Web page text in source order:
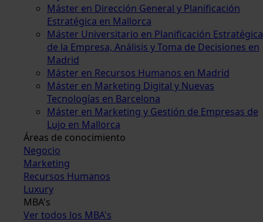
Máster en Dirección General y Planificación
Estratégica en Mallorca
Máster Universitario en Planificación Estratégica
de la Empresa, Análisis y Toma de Decisiones en
Madrid
Máster en Recursos Humanos en Madrid
Máster en Marketing Digital y Nuevas
Tecnologías en Barcelona
Máster en Marketing y Gestión de Empresas de
Lujo en Mallorca
Áreas de conocimiento
Negocio
Marketing
Recursos Humanos
Luxury
MBA's
Ver todos los MBA's